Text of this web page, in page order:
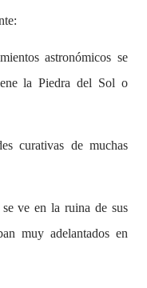
astronómicos se
la Piedra del Sol o
curativas de muchas
ve en la ruina de sus
muy adelantados en